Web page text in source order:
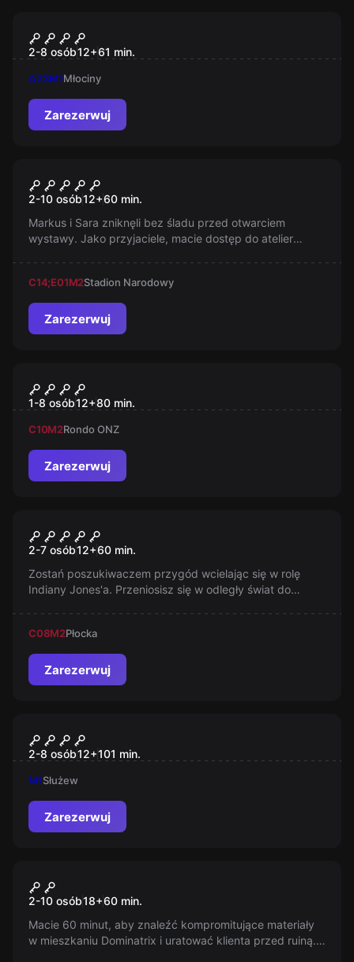
SEKTOR 76
2-8 osób12+61 min.
A23M1Młociny
Zarezerwuj
Złoto Nazistów
2-10 osób12+60 min.
Markus i Sara zniknęli bez śladu przed otwarciem
wystawy. Jako przyjaciele, macie dostęp do atelier
C14;E01M2Stadion Narodowy
Zarezerwuj
Eksperyment Powraca
1-8 osób12+80 min.
C10M2Rondo ONZ
Zarezerwuj
Przygody Indiana J.
2-7 osób12+60 min.
Zostań poszukiwaczem przygód wcielając się w rolę
Indiany Jones'a. Przeniosisz się w odległy świat do
Nazistów by pierwszy zdobyć Świętego Grala.
C08M2Płocka
Zarezerwuj
MAGICZNY: Polska Szkoła
Magii
2-8 osób12+101 min.
M1Służew
Zarezerwuj
Sex Room
2-10 osób18+60 min.
Macie 60 minut, aby znaleźć kompromitujące materiały
w mieszkaniu Dominatrix i uratować klienta przed ruiną.